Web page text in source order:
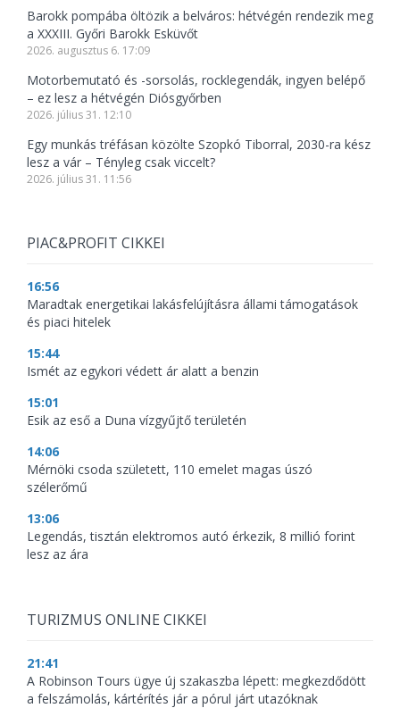
Barokk pompába öltözik a belváros: hétvégén rendezik meg
a XXXIII. Győri Barokk Esküvőt
2026. augusztus 6. 17:09
Motorbemutató és -sorsolás, rocklegendák, ingyen belépő
– ez lesz a hétvégén Diósgyőrben
2026. július 31. 12:10
Egy munkás tréfásan közölte Szopkó Tiborral, 2030-ra kész
lesz a vár – Tényleg csak viccelt?
2026. július 31. 11:56
PIAC&PROFIT CIKKEI
16:56
Maradtak energetikai lakásfelújításra állami támogatások
és piaci hitelek
15:44
Ismét az egykori védett ár alatt a benzin
15:01
Esik az eső a Duna vízgyűjtő területén
14:06
Mérnöki csoda született, 110 emelet magas úszó
szélerőmű
13:06
Legendás, tisztán elektromos autó érkezik, 8 millió forint
lesz az ára
TURIZMUS ONLINE CIKKEI
21:41
A Robinson Tours ügye új szakaszba lépett: megkezdődött
a felszámolás, kártérítés jár a pórul járt utazóknak